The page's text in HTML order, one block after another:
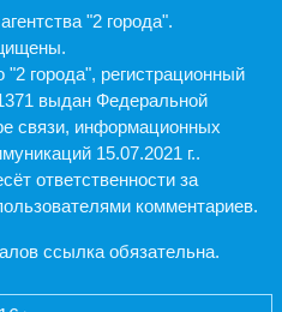
"2 города".
города", регистрационный
выдан Федеральной
связи, информационных
15.07.2021 г..
ответственности за
комментариев.
ссылка обязательна.